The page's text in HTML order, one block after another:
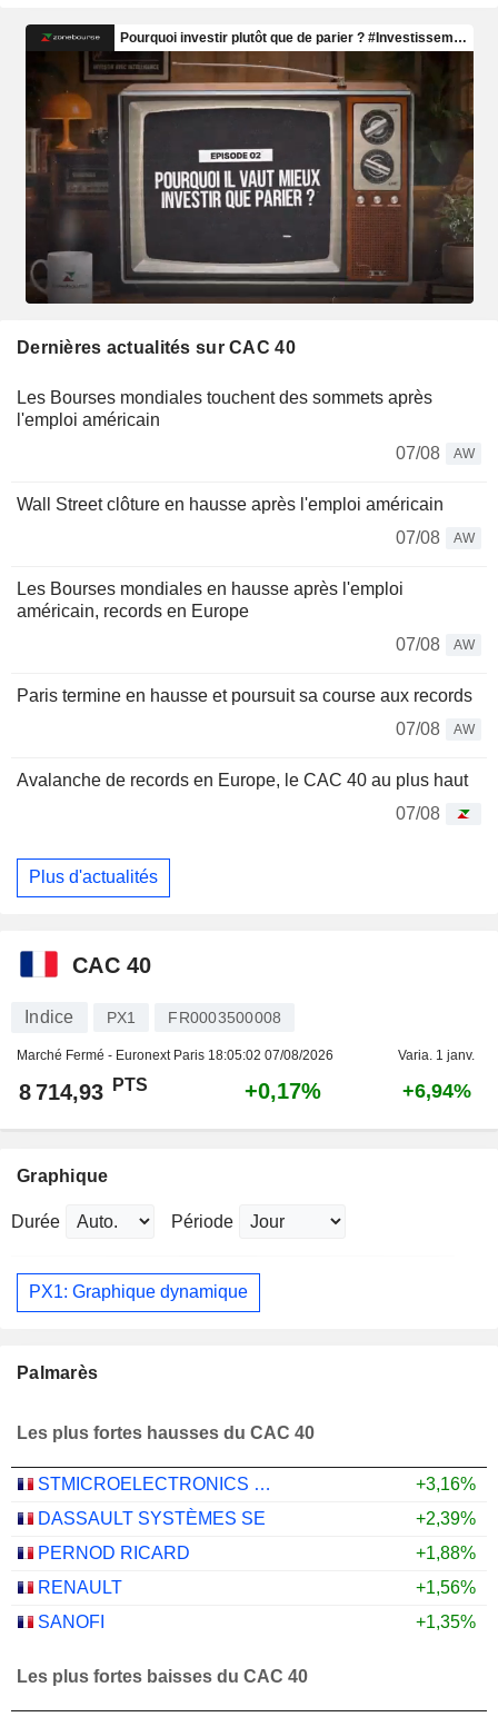
Dernières actualités sur CAC 40
Les Bourses mondiales touchent des sommets après
l'emploi américain
07/08
AW
Wall Street clôture en hausse après l'emploi américain
07/08
AW
Les Bourses mondiales en hausse après l'emploi
américain, records en Europe
07/08
AW
Paris termine en hausse et poursuit sa course aux records
07/08
AW
Avalanche de records en Europe, le CAC 40 au plus haut
07/08
Plus d'actualités
CAC 40
Indice PX1 FR0003500008
Marché Fermé - Euronext Paris 18:05:02 07/08/2026 Varia. 1 janv.
8 714,93 PTS +0,17% +6,94%
Graphique
Durée Période
PX1: Graphique dynamique
Palmarès
Les plus fortes hausses du CAC 40
STMICROELECTRONICS N.V.
+3,16%
DASSAULT SYSTÈMES SE
+2,39%
PERNOD RICARD
+1,88%
RENAULT
+1,56%
SANOFI
+1,35%
Les plus fortes baisses du CAC 40